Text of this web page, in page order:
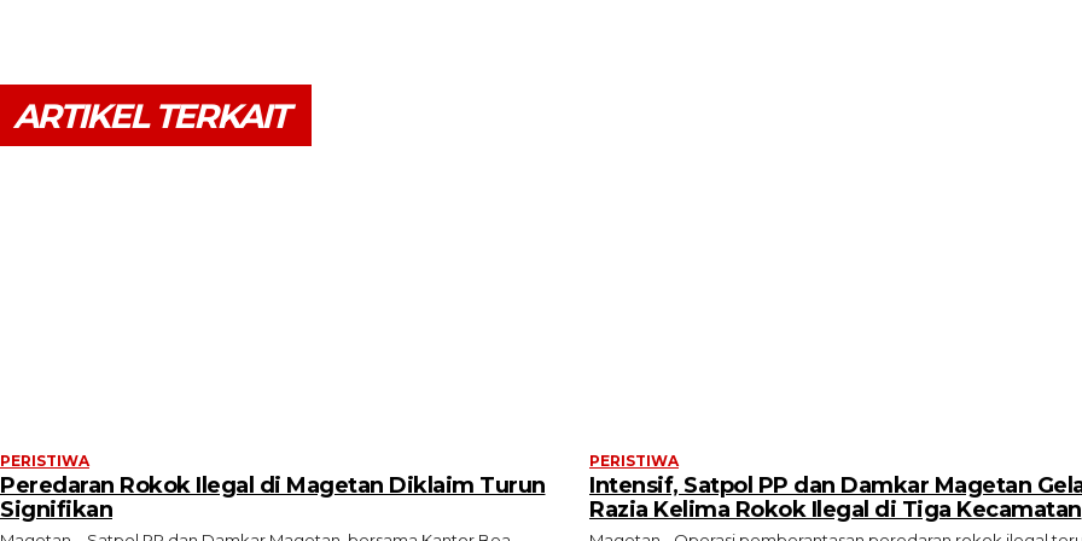
ARTIKEL TERKAIT
PERISTIWA
Peredaran Rokok Ilegal di Magetan Diklaim Turun
Signifikan
PERISTIWA
Intensif, Satpol PP dan Damkar Magetan
Razia Kelima Rokok Ilegal di Tiga Kecamatan